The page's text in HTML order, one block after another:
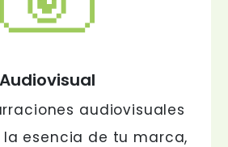
Audiovisual
audiovisuales
esencia de tu marca,